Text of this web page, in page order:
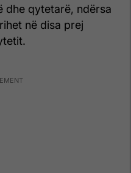
dhe qytetarë, ndërsa
në disa prej